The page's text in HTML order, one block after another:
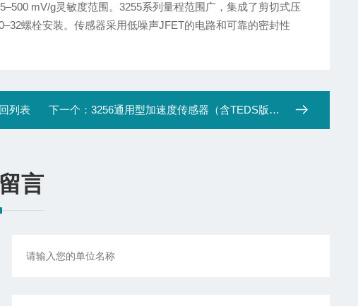
mV/g灵敏度范围。3255系列量程范围广，集成了剪切式压
螺栓安装。传感器采用低噪声JFET的电路和可靠的密封性
列表 下一个： 3256通用型加速度传感器（含TEDS版本）
言